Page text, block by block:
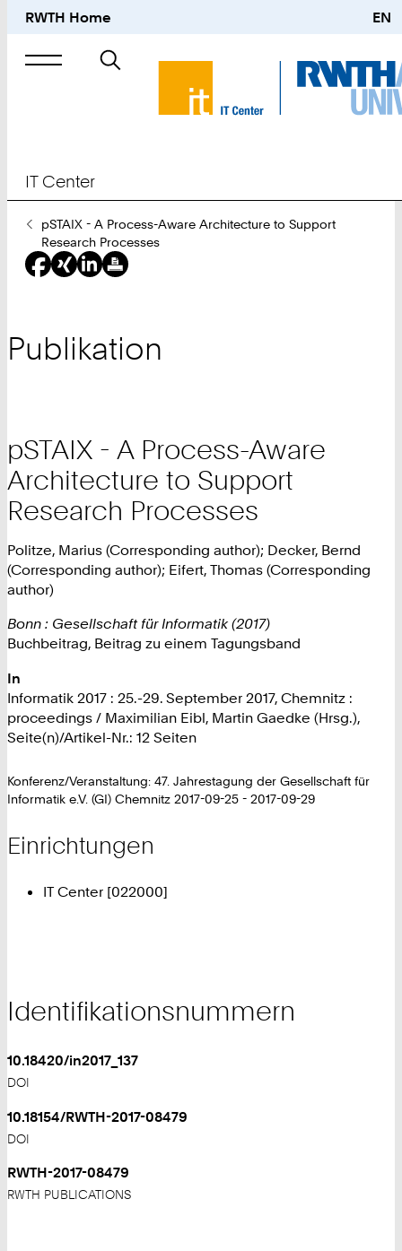
RWTH Home EN
Suche
nach
IT Center
Sie
sind
hier:
pSTAIX - A Process-Aware Architecture to Support
Research Processes
Publikation
pSTAIX - A Process-Aware
Architecture to Support
Research Processes
Politze, Marius (Corresponding author); Decker, Bernd
(Corresponding author); Eifert, Thomas (Corresponding
author)
Bonn : Gesellschaft für Informatik (2017)
Buchbeitrag, Beitrag zu einem Tagungsband
In
Informatik 2017 : 25.-29. September 2017, Chemnitz :
proceedings / Maximilian Eibl, Martin Gaedke (Hrsg.),
Seite(n)/Artikel-Nr.: 12 Seiten
Konferenz/Veranstaltung: 47. Jahrestagung der Gesellschaft für
Informatik e.V. (GI) Chemnitz 2017-09-25 - 2017-09-29
Einrichtungen
IT Center [022000]
Identifikationsnummern
10.18420/in2017_137
DOI
10.18154/RWTH-2017-08479
DOI
RWTH-2017-08479
RWTH PUBLICATIONS